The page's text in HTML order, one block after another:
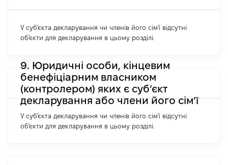
У суб'єкта декларування чи членів його сім'ї відсутні
об'єкти для декларування в цьому розділі.
9. Юридичні особи, кінцевим
бенефіціарним власником
(контролером) яких є суб’єкт
декларування або члени його сім’ї
У суб'єкта декларування чи членів його сім'ї відсутні
об'єкти для декларування в цьому розділі.